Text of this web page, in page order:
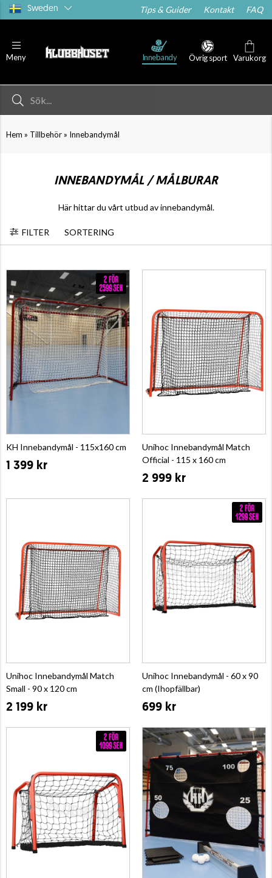
Sweden Tips & Guider Kontakt FAQ
Meny Innebandy Övrig sport Varukorg
Hem » Tillbehör» Innebandymål
INNEBANDYMÅL / MÅLBURAR
Här hittar du vårt utbud av innebandymål.
FILTER SORTERING
KH Innebandymål - 115x160 cm
1 399 kr
Unihoc Innebandymål Match
Official - 115 x 160 cm
2 999 kr
Unihoc Innebandymål Match
Small - 90 x 120 cm
2 199 kr
Unihoc Innebandymål - 60 x 90
cm (Ihopfällbar)
699 kr